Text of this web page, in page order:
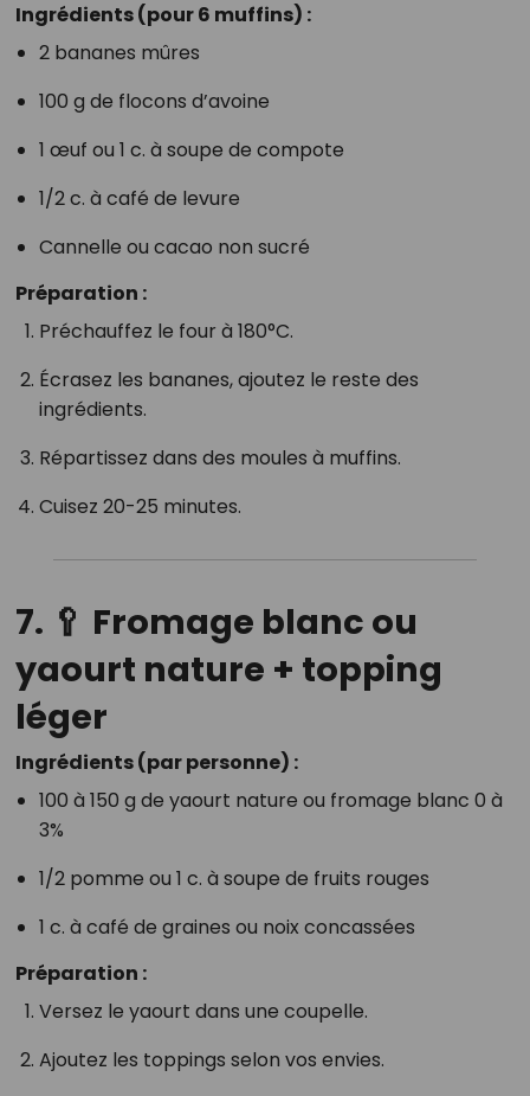
Ingrédients (pour 6 muffins) :
2 bananes mûres
100 g de flocons d’avoine
1 œuf ou 1 c. à soupe de compote
1/2 c. à café de levure
Cannelle ou cacao non sucré
Préparation :
Préchauffez le four à 180°C.
Écrasez les bananes, ajoutez le reste des
ingrédients.
Répartissez dans des moules à muffins.
Cuisez 20-25 minutes.
7. 🥄 Fromage blanc ou
yaourt nature + topping
léger
Ingrédients (par personne) :
100 à 150 g de yaourt nature ou fromage blanc 0 à
3%
1/2 pomme ou 1 c. à soupe de fruits rouges
1 c. à café de graines ou noix concassées
Préparation :
Versez le yaourt dans une coupelle.
Ajoutez les toppings selon vos envies.